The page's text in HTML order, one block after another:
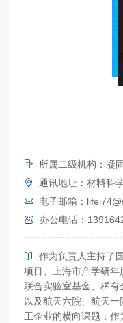
所属二级机构：凝
通讯地址：材料科
电子邮箱：
办公电话：
作为负责人主持了
项目、上海市产学研
联合实验室基金、稀
以及航天六院、航天
工企业的横向课题；作